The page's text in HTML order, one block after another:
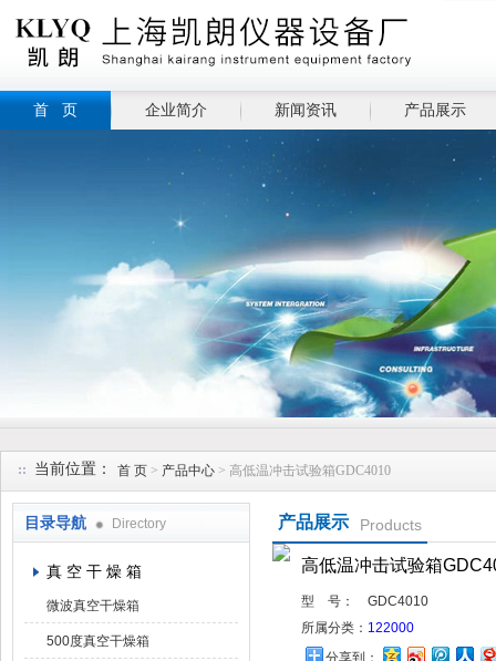
首 页 企业简介 新闻资讯 产品展示
当前位置： 首 页 > 产品中心 > 高低温冲击试验箱GDC4010
目录导航 Directory
真 空 干 燥 箱
微波真空干燥箱
500度真空干燥箱
产品展示 Products
高低温冲击试验箱
型 号：
GDC4010
所属分类： 122000
分享到：